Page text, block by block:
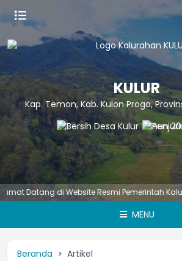
KULUR
Kap. Temon, Kab. Kulon Progo,
di Website Resmi Pemerintah
MENU
Beranda Artikel